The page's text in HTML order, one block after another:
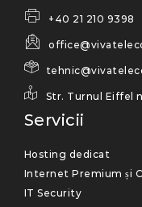
+40 21 210 9398
Str. Turnul Eiffel
Servicii
Hosting dedicat
Internet Premium și
IT Security